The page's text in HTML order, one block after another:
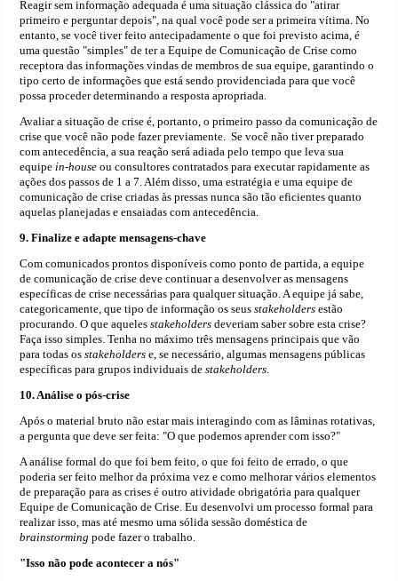
Reagir sem informação adequada é uma situação clássica do "atirar
primeiro e perguntar depois", na qual você pode ser a primeira vítima. No
entanto, se você tiver feito antecipadamente o que foi previsto acima, é
uma questão "simples" de ter a Equipe de Comunicação de Crise como
receptora das informações vindas de membros de sua equipe, garantindo o
tipo certo de informações que está sendo providenciada para que você
possa proceder determinando a resposta apropriada.
Avaliar a situação de crise é, portanto, o primeiro passo da comunicação de
crise que você não pode fazer previamente. Se você não tiver preparado
com antecedência, a sua reação será adiada pelo tempo que leva sua
equipein-house ou consultores contratados para executar rapidamente as
ações dos passos de 1 a 7. Além disso, uma estratégia e uma equipe de
comunicação de crise criadas às pressas nunca são tão eficientes quanto
aquelas planejadas e ensaiadas com antecedência.
9. Finalize e adapte mensagens-chave
Com comunicados prontos disponíveis como ponto de partida, a equipe
de comunicação de crise deve continuar a desenvolver as mensagens
específicas de crise necessárias para qualquer situação. A equipe já sabe,
categoricamente, que tipo de informação os seusstakeholders estão
procurando. O que aquelesstakeholders deveriam saber sobre esta crise?
Faça isso simples. Tenha no máximo três mensagens principais que vão
para todas osstakeholders e, se necessário, algumas mensagens públicas
específicas para grupos individuais destakeholders.
10. Análise o pós-crise
Após o material bruto não estar mais interagindo com as lâminas rotativas,
a pergunta que deve ser feita: "O que podemos aprender com isso?"
A análise formal do que foi bem feito, o que foi feito de errado, o que
poderia ser feito melhor da próxima vez e como melhorar vários elementos
de preparação para as crises é outro atividade obrigatória para qualquer
Equipe de Comunicação de Crise. Eu desenvolvi um processo formal para
realizar isso, mas até mesmo uma sólida sessão doméstica de
brainstorming pode fazer o trabalho.
"Isso não pode acontecer a nós"